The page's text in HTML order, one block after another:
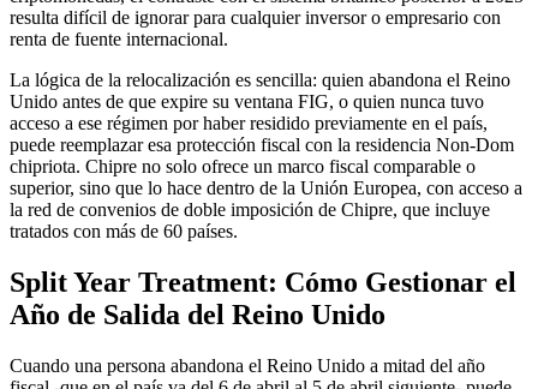
resulta difícil de ignorar para cualquier inversor o empresario con
renta de fuente internacional.
La lógica de la relocalización es sencilla: quien abandona el Reino
Unido antes de que expire su ventana FIG, o quien nunca tuvo
acceso a ese régimen por haber residido previamente en el país,
puede reemplazar esa protección fiscal con la residencia Non-Dom
chipriota. Chipre no solo ofrece un marco fiscal comparable o
superior, sino que lo hace dentro de la Unión Europea, con acceso a
la red de convenios de doble imposición de Chipre, que incluye
tratados con más de 60 países.
Split Year Treatment: Cómo Gestionar el
Año de Salida del Reino Unido
Cuando una persona abandona el Reino Unido a mitad del año